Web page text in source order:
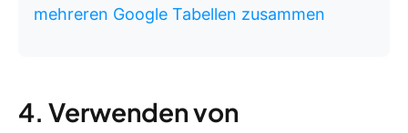
mehreren Google Tabellen zusammen
4. Verwenden von